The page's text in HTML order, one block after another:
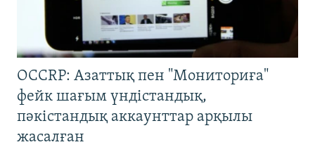
OCCRP: Азаттық пен "Мониториға"
фейк шағым үндістандық,
пәкістандық аккаунттар арқылы
жасалған